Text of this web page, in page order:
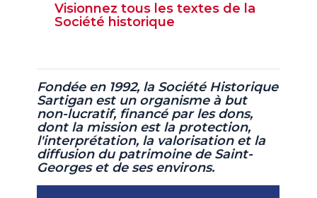
Visionnez tous les textes de la
Société historique
Fondée en 1992, la Société Historique
Sartigan est un organisme à but
non-lucratif, financé par les dons,
dont la mission est la protection,
l'interprétation, la valorisation et la
diffusion du patrimoine de Saint-
Georges et de ses environs.